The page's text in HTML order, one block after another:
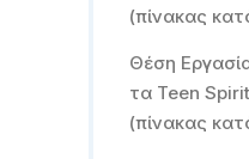
(πίνακας
Θέση
τα Teen
(πίνακας